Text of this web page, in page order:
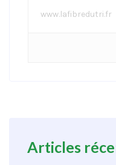
www.lafibredutri.fr
Articles